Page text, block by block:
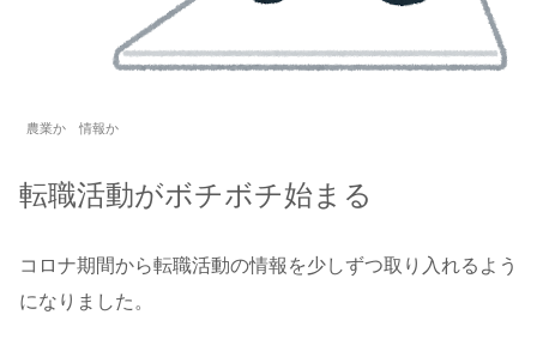
農業か 情報か
転職活動がボチボチ始まる
コロナ期間から転職活動の情報を少しずつ取り入れるよう
になりました。